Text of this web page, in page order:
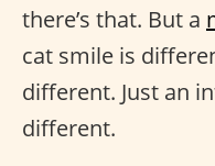
there’s that. But a
cat smile is
different. Just an
different.